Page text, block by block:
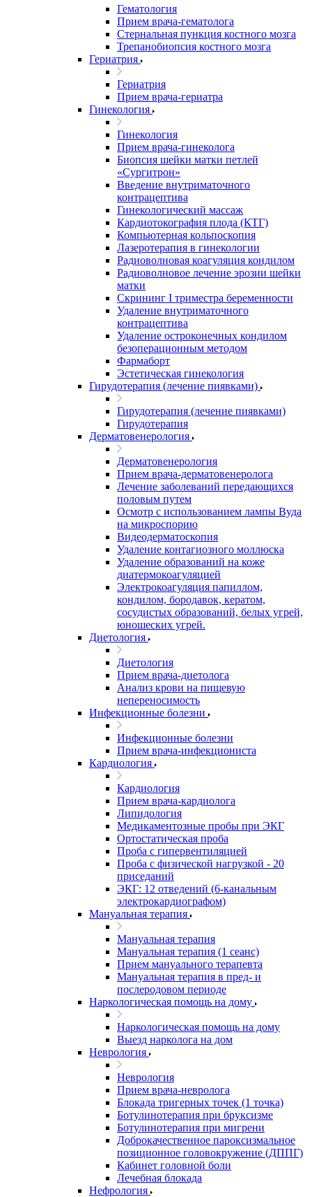
Гематология
Прием врача-гематолога
Стернальная пункция костного мозга
Трепанобиопсия костного мозга
Гериатрия
Гериатрия
Прием врача-гериатра
Гинекология
Гинекология
Прием врача-гинеколога
Биопсия шейки матки петлей
«Сургитрон»
Введение внутриматочного
контрацептива
Гинекологический массаж
Кардиотокография плода (КТГ)
Компьютерная кольпоскопия
Лазеротерапия в гинекологии
Радиоволновая коагуляция кондилом
Радиоволновое лечение эрозии шейки
матки
Скрининг I триместра беременности
Удаление внутриматочного
контрацептива
Удаление остроконечных кондилом
безоперационным методом
Фармаборт
Эстетическая гинекология
Гирудотерапия (лечение пиявками)
Гирудотерапия (лечение пиявками)
Гирудотерапия
Дерматовенерология
Дерматовенерология
Прием врача-дерматовенеролога
Лечение заболеваний передающихся
половым путем
Осмотр с использованием лампы Вуда
на микроспорию
Видеодерматоскопия
Удаление контагиозного моллюска
Удаление образований на коже
диатермокоагуляцией
Электрокоагуляция папиллом,
кондилом, бородавок, кератом,
сосудистых образований, белых угрей,
юношеских угрей.
Диетология
Диетология
Прием врача-диетолога
Анализ крови на пищевую
непереносимость
Инфекционные болезни
Инфекционные болезни
Прием врача-инфекциониста
Кардиология
Кардиология
Прием врача-кардиолога
Липидология
Медикаментозные пробы при ЭКГ
Ортостатическая проба
Проба с гипервентиляцией
Проба с физической нагрузкой - 20
приседаний
ЭКГ: 12 отведений (6-канальным
электрокардиографом)
Мануальная терапия
Мануальная терапия
Мануальная терапия (1 сеанс)
Прием мануального терапевта
Мануальная терапия в пред- и
послеродовом периоде
Наркологическая помощь на дому
Наркологическая помощь на дому
Выезд нарколога на дом
Неврология
Неврология
Прием врача-невролога
Блокада тригерных точек (1 точка)
Ботулинотерапия при бруксизме
Ботулинотерапия при мигрени
Доброкачественное пароксизмальное
позиционное головокружение (ДППГ)
Кабинет головной боли
Лечебная блокада
Нефрология